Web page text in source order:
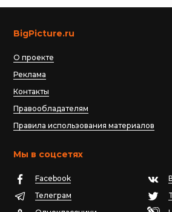
BigPicture.ru
О проекте
Реклама
Контакты
Правообладателям
Правила использования материалов
Мы в соцсетях
Facebook
Телеграм